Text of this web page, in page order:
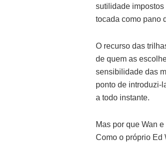
sutilidade impostos
tocada como pano
O recurso das
de quem as
sensibilidade das
ponto de introduzi-
a todo instante.
Mas por que Wan
Como o próprio Ed